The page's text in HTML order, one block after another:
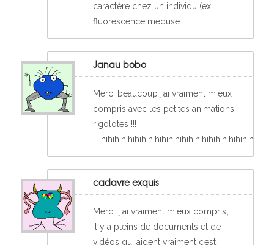
caractère chez un individu (ex:
fluorescence meduse
Janau bobo
Merci beaucoup j’ai vraiment mieux
compris avec les petites animations
rigolotes !!!
Hihihihihihihihihihihihihihihihihihihihihihihihihi
cadavre exquis
Merci, j’ai vraiment mieux compris,
il y a pleins de documents et de
vidéos qui aident vraiment c’est